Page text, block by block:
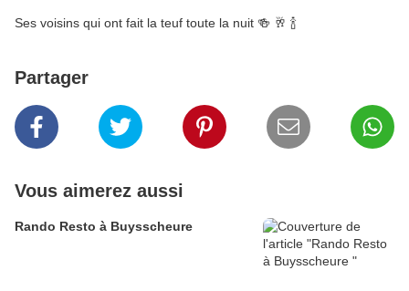
Ses voisins qui ont fait la teuf toute la nuit 🍻 🥂 🍾
Partager
Vous aimerez aussi
Rando Resto à Buysscheure